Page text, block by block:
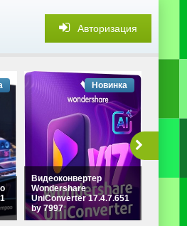
Авторизация
Видеоконвертер
Wondershare
UniConverter 17.4.7.651
by 7997
Новинка